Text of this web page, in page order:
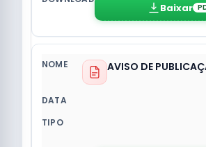
Baixar
AVISO DE